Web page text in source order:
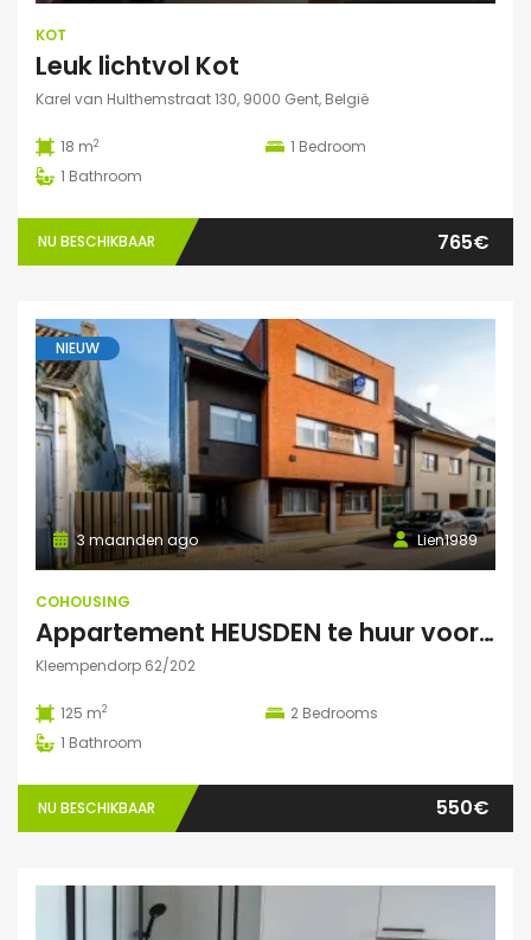
KOT
Leuk lichtvol Kot
Karel van Hulthemstraat 130, 9000 Gent, België
18 m2 1 Bedroom
1 Bathroom
NU BESCHIKBAAR 765€
NIEUW
Lien1989
3 maanden ago
COHOUSING
Appartement HEUSDEN te huur voor COHOUSING
Kleempendorp 62/202
125 m2 2 Bedrooms
1 Bathroom
NU BESCHIKBAAR 550€